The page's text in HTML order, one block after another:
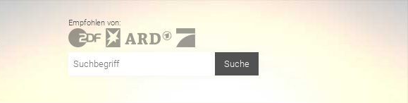
Empfohlen von: